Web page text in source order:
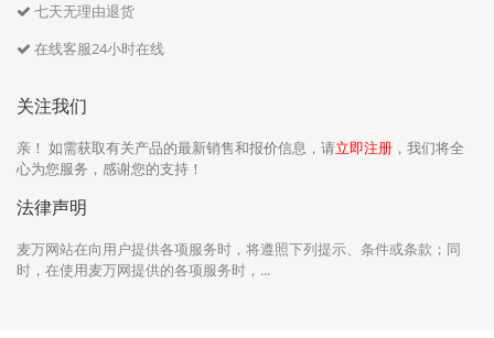
七天无理由退货
在线客服24小时在线
关注我们
亲！ 如需获取有关产品的最新销售和报价信息，请立即注册 ，我们将全
心为您服务，感谢您的支持！
法律声明
麦万网站在向用户提供各项服务时，将遵照下列提示、条件或条款；同
时，在使用麦万网提供的各项服务时，...